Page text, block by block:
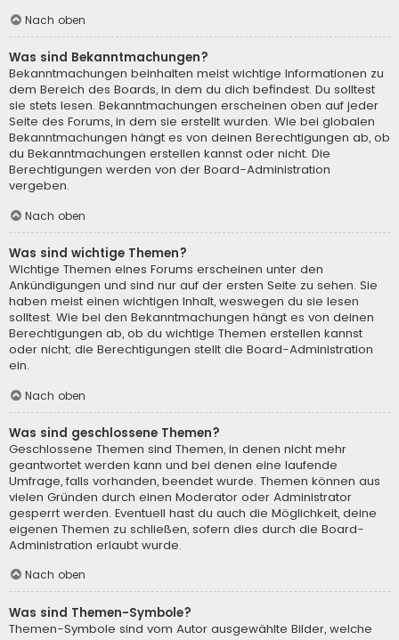
Nach oben
Was sind Bekanntmachungen?
Bekanntmachungen beinhalten meist wichtige Informationen zu
dem Bereich des Boards, in dem du dich befindest. Du solltest
sie stets lesen. Bekanntmachungen erscheinen oben auf jeder
Seite des Forums, in dem sie erstellt wurden. Wie bei globalen
Bekanntmachungen hängt es von deinen Berechtigungen ab, ob
du Bekanntmachungen erstellen kannst oder nicht. Die
Berechtigungen werden von der Board-Administration
vergeben.
Nach oben
Was sind wichtige Themen?
Wichtige Themen eines Forums erscheinen unter den
Ankündigungen und sind nur auf der ersten Seite zu sehen. Sie
haben meist einen wichtigen Inhalt, weswegen du sie lesen
solltest. Wie bei den Bekanntmachungen hängt es von deinen
Berechtigungen ab, ob du wichtige Themen erstellen kannst
oder nicht; die Berechtigungen stellt die Board-Administration
ein.
Nach oben
Was sind geschlossene Themen?
Geschlossene Themen sind Themen, in denen nicht mehr
geantwortet werden kann und bei denen eine laufende
Umfrage, falls vorhanden, beendet wurde. Themen können aus
vielen Gründen durch einen Moderator oder Administrator
gesperrt werden. Eventuell hast du auch die Möglichkeit, deine
eigenen Themen zu schließen, sofern dies durch die Board-
Administration erlaubt wurde.
Nach oben
Was sind Themen-Symbole?
Themen-Symbole sind vom Autor ausgewählte Bilder, welche